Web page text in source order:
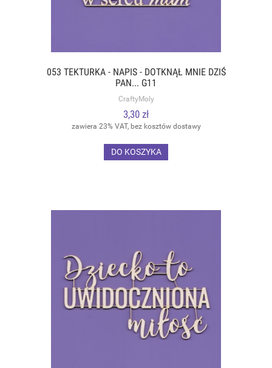
053 TEKTURKA - NAPIS - DOTKNĄŁ MNIE DZIŚ
PAN... G11
CraftyMoly
3,30 zł
zawiera 23% VAT, bez kosztów dostawy
DO KOSZYKA